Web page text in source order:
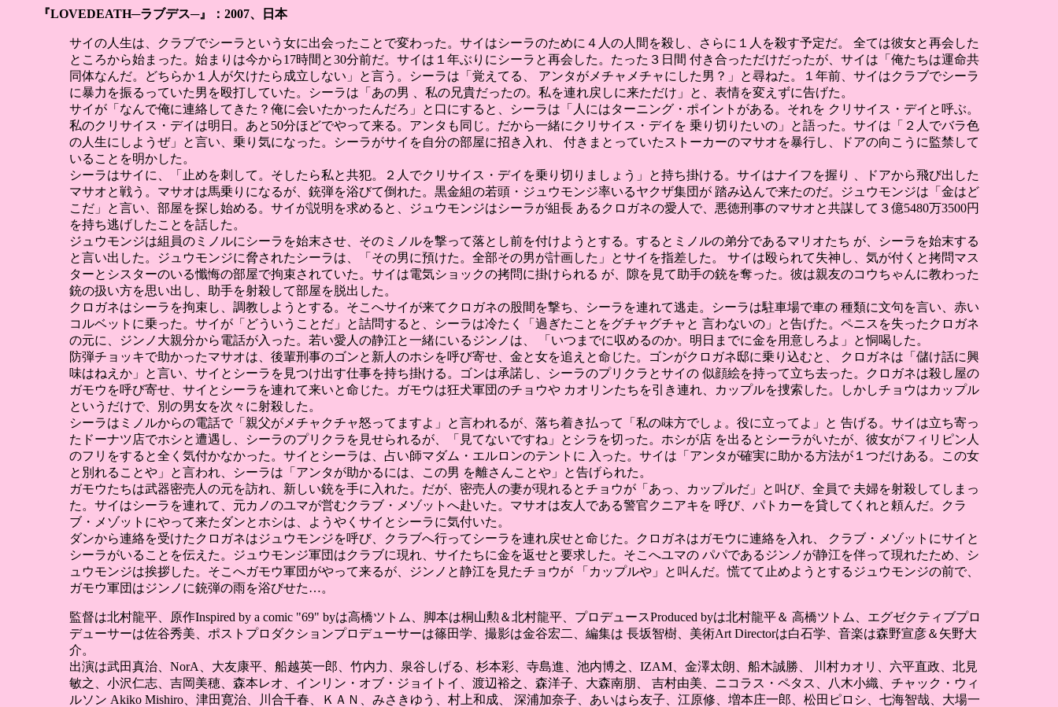
『LOVEDEATH─ラブデス─』：2007、日本
サイの人生は、クラブでシーラという女に出会ったことで変わった。サイはシーラのために４人の人間を殺し、さらに１人を殺す予定だ。 全ては彼女と再会した
ところから始まった。始まりは今から17時間と30分前だ。サイは１年ぶりにシーラと再会した。たった３日間 付き合っただけだったが、サイは「俺たちは運命共
同体なんだ。どちらか１人が欠けたら成立しない」と言う。シーラは「覚えてる、 アンタがメチャメチャにした男？」と尋ねた。１年前、サイはクラブでシーラ
に暴力を振るっていた男を殴打していた。シーラは「あの男 、私の兄貴だったの。私を連れ戻しに来ただけ」と、表情を変えずに告げた。
サイが「なんで俺に連絡してきた？俺に会いたかったんだろ」と口にすると、シーラは「人にはターニング・ポイントがある。それを クリサイス・デイと呼ぶ。
私のクリサイス・デイは明日。あと50分ほどでやって来る。アンタも同じ。だから一緒にクリサイス・デイを 乗り切りたいの」と語った。サイは「２人でバラ色
の人生にしようぜ」と言い、乗り気になった。シーラがサイを自分の部屋に招き入れ、 付きまとっていたストーカーのマサオを暴行し、ドアの向こうに監禁して
いることを明かした。
シーラはサイに、「止めを刺して。そしたら私と共犯。２人でクリサイス・デイを乗り切りましょう」と持ち掛ける。サイはナイフを握り 、ドアから飛び出した
マサオと戦う。マサオは馬乗りになるが、銃弾を浴びて倒れた。黒金組の若頭・ジュウモンジ率いるヤクザ集団が 踏み込んで来たのだ。ジュウモンジは「金はど
こだ」と言い、部屋を探し始める。サイが説明を求めると、ジュウモンジはシーラが組長 あるクロガネの愛人で、悪徳刑事のマサオと共謀して３億5480万3500円
を持ち逃げしたことを話した。
ジュウモンジは組員のミノルにシーラを始末させ、そのミノルを撃って落とし前を付けようとする。するとミノルの弟分であるマリオたち が、シーラを始末する
と言い出した。ジュウモンジに脅されたシーラは、「その男に預けた。全部その男が計画した」とサイを指差した。 サイは殴られて失神し、気が付くと拷問マス
ターとシスターのいる懺悔の部屋で拘束されていた。サイは電気ショックの拷問に掛けられる が、隙を見て助手の銃を奪った。彼は親友のコウちゃんに教わった
銃の扱い方を思い出し、助手を射殺して部屋を脱出した。
クロガネはシーラを拘束し、調教しようとする。そこへサイが来てクロガネの股間を撃ち、シーラを連れて逃走。シーラは駐車場で車の 種類に文句を言い、赤い
コルベットに乗った。サイが「どういうことだ」と詰問すると、シーラは冷たく「過ぎたことをグチャグチャと 言わないの」と告げた。ペニスを失ったクロガネ
の元に、ジンノ大親分から電話が入った。若い愛人の静江と一緒にいるジンノは、 「いつまでに収めるのか。明日までに金を用意しろよ」と恫喝した。
防弾チョッキで助かったマサオは、後輩刑事のゴンと新人のホシを呼び寄せ、金と女を追えと命じた。ゴンがクロガネ邸に乗り込むと、 クロガネは「儲け話に興
味はねえか」と言い、サイとシーラを見つけ出す仕事を持ち掛ける。ゴンは承諾し、シーラのプリクラとサイの 似顔絵を持って立ち去った。クロガネは殺し屋の
ガモウを呼び寄せ、サイとシーラを連れて来いと命じた。ガモウは狂犬軍団のチョウや カオリンたちを引き連れ、カップルを捜索した。しかしチョウはカップル
というだけで、別の男女を次々に射殺した。
シーラはミノルからの電話で「親父がメチャクチャ怒ってますよ」と言われるが、落ち着き払って「私の味方でしょ。役に立ってよ」と 告げる。サイは立ち寄っ
たドーナツ店でホシと遭遇し、シーラのプリクラを見せられるが、「見てないですね」とシラを切った。ホシが店 を出るとシーラがいたが、彼女がフィリピン人
のフリをすると全く気付かなかった。サイとシーラは、占い師マダム・エルロンのテントに 入った。サイは「アンタが確実に助かる方法が１つだけある。この女
と別れることや」と言われ、シーラは「アンタが助かるには、この男 を離さんことや」と告げられた。
ガモウたちは武器密売人の元を訪れ、新しい銃を手に入れた。だが、密売人の妻が現れるとチョウが「あっ、カップルだ」と叫び、全員で 夫婦を射殺してしまっ
た。サイはシーラを連れて、元カノのユマが営むクラブ・メゾットへ赴いた。マサオは友人である警官クニアキを 呼び、パトカーを貸してくれと頼んだ。クラ
ブ・メゾットにやって来たダンとホシは、ようやくサイとシーラに気付いた。
ダンから連絡を受けたクロガネはジュウモンジを呼び、クラブへ行ってシーラを連れ戻せと命じた。クロガネはガモウに連絡を入れ、 クラブ・メゾットにサイと
シーラがいることを伝えた。ジュウモンジ軍団はクラブに現れ、サイたちに金を返せと要求した。そこへユマの パパであるジンノが静江を伴って現れたため、シ
ュウモンジは挨拶した。そこへガモウ軍団がやって来るが、ジンノと静江を見たチョウが 「カップルや」と叫んだ。慌てて止めようとするジュウモンジの前で、
ガモウ軍団はジンノに銃弾の雨を浴びせた…。
監督は北村龍平、原作Inspired by a comic "69" byは高橋ツトム、脚本は桐山勲＆北村龍平、プロデュースProduced byは北村龍平＆ 高橋ツトム、エグゼクティブプロ
デューサーは佐谷秀美、ポストプロダクションプロデューサーは篠田学、撮影は金谷宏二、編集は 長坂智樹、美術Art Directorは白石学、音楽は森野宣彦＆矢野大
介。
出演は武田真治、NorA、大友康平、船越英一郎、竹内力、泉谷しげる、杉本彩、寺島進、池内博之、IZAM、金澤太朗、船木誠勝、 川村カオリ、六平直政、北見
敏之、小沢仁志、吉岡美穂、森本レオ、インリン・オブ・ジョイトイ、渡辺裕之、森洋子、大森南朋、 吉村由美、ニコラス・ペタス、八木小織、チャック・ウィ
ルソン Akiko Mishiro、津田寛治、川合千春、ＫＡＮ、みさきゆう、村上和成、 深浦加奈子、あいはら友子、江原修、増本庄一郎、松田ピロシ、七海智哉、大場一